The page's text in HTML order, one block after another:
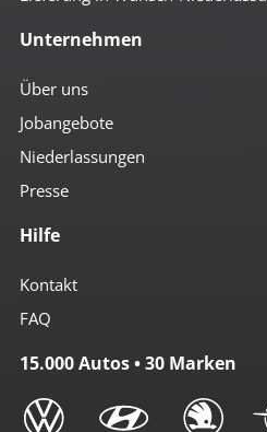
Unternehmen
Über uns
Jobangebote
Niederlassungen
Presse
Hilfe
Kontakt
FAQ
15.000 Autos • 30 Marken